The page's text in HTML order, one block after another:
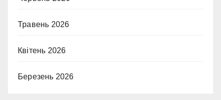
Травень 2026
Квітень 2026
Березень 2026